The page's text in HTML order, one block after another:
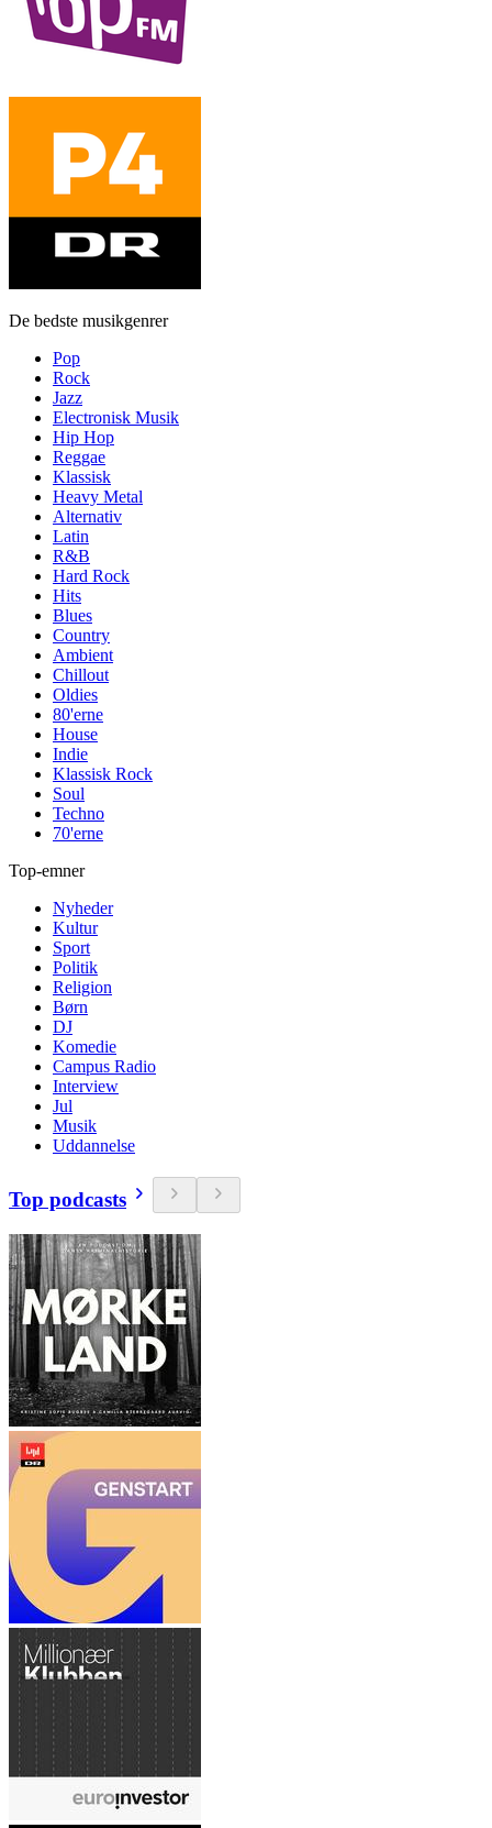
De bedste musikgenrer
Pop
Rock
Jazz
Electronisk Musik
Hip Hop
Reggae
Klassisk
Heavy Metal
Alternativ
Latin
R&B
Hard Rock
Hits
Blues
Country
Ambient
Chillout
Oldies
80'erne
House
Indie
Klassisk Rock
Soul
Techno
70'erne
Top-emner
Nyheder
Kultur
Sport
Politik
Religion
Børn
DJ
Komedie
Campus Radio
Interview
Jul
Musik
Uddannelse
Top podcasts